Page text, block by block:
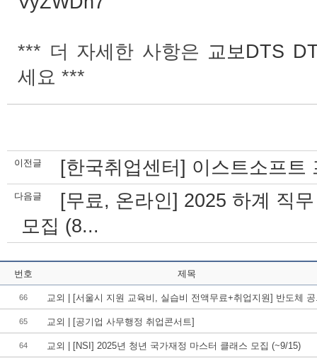
*** 더 자세한 사항은 교보DTS
세요 ***
이전글 [한국취업센터] 이스트소프
다음글
[무료, 온라인] 2025 하계 직
모집 (8...
번호 제목
66 교외 | [서울시 지원 교육비, 실습비 전액무료+취업지원] 반도체
65 교외 | [공기업 사무행정 취업콘서트]
64 교외 | [NSI] 2025년 청년 국가재정 마스터 클래스 모집 (~9/15)